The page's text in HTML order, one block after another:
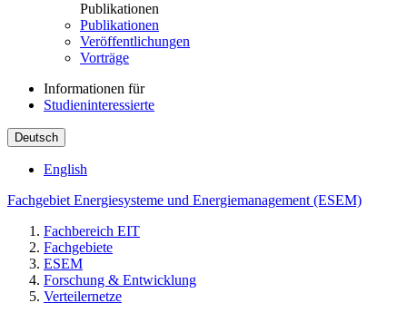
Publikationen
Publikationen
Veröffentlichungen
Vorträge
Informationen für
Studieninteressierte
Deutsch
English
Fachgebiet Energiesysteme und Energiemanagement (ESEM)
Fachbereich EIT
Fachgebiete
ESEM
Forschung & Entwicklung
Verteilernetze